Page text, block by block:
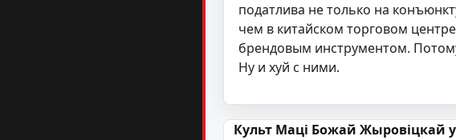
податлива не только на
чем в китайском торговом
брендовым инструментом.
Ну и хуй с ними.
Навігацыя па запісах
Культ Маці Божай Жыровіцкай